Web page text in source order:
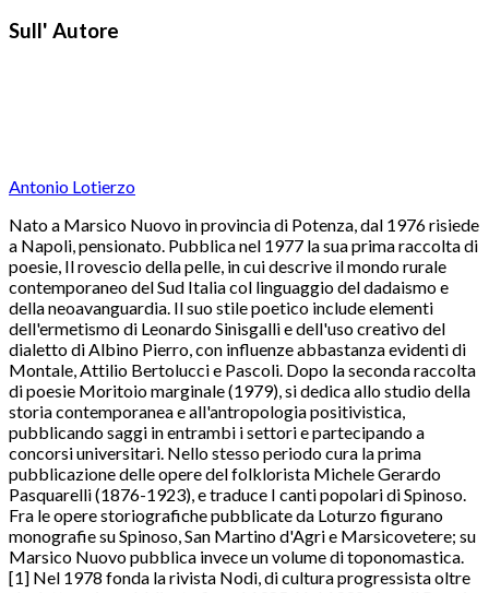
Sull' Autore
Antonio Lotierzo
Nato a Marsico Nuovo in provincia di Potenza, dal 1976 risiede
a Napoli, pensionato. Pubblica nel 1977 la sua prima raccolta di
poesie, Il rovescio della pelle, in cui descrive il mondo rurale
contemporaneo del Sud Italia col linguaggio del dadaismo e
della neoavanguardia. Il suo stile poetico include elementi
dell'ermetismo di Leonardo Sinisgalli e dell'uso creativo del
dialetto di Albino Pierro, con influenze abbastanza evidenti di
Montale, Attilio Bertolucci e Pascoli. Dopo la seconda raccolta
di poesie Moritoio marginale (1979), si dedica allo studio della
storia contemporanea e all'antropologia positivistica,
pubblicando saggi in entrambi i settori e partecipando a
concorsi universitari. Nello stesso periodo cura la prima
pubblicazione delle opere del folklorista Michele Gerardo
Pasquarelli (1876-1923), e traduce I canti popolari di Spinoso.
Fra le opere storiografiche pubblicate da Loturzo figurano
monografie su Spinoso, San Martino d'Agri e Marsicovetere; su
Marsico Nuovo pubblica invece un volume di toponomastica.
[1] Nel 1978 fonda la rivista Nodi, di cultura progressista oltre